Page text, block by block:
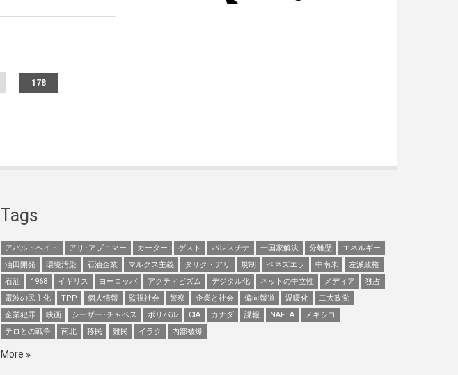
178
Tags
アパルトヘイト アリ･アブニマー カーター ゲスト パレスチナ 一国家解決 分離壁
エネルギー
油田開発
環境汚染 石油企業 マルクス主義 タリク・アリ 規制 ベネズエラ 中南米
左派政権
石油
1968 イギリス ヨーロッパ アクティビズム デジタル化 ネットの中立性 メディア
独占
電波の民主化
TPP 個人情報 監視社会 警察 企業と社会 偏向報道 温暖化
二大政党
企業犯罪
映画 シーザー･チャベス ボリバル CIA カナダ 諜報 NAFTA
メキシコ
テロとの戦争
南北 移民 難民 イラク 内部被爆
More